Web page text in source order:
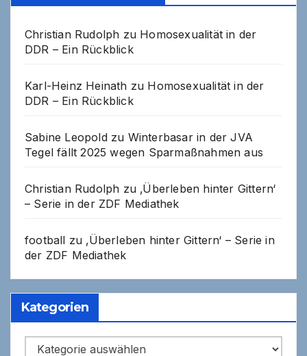
Christian Rudolph zu Homosexualität in der
DDR – Ein Rückblick
Karl-Heinz Heinath zu Homosexualität in der
DDR – Ein Rückblick
Sabine Leopoldzu Winterbasar in der JVA
Tegel fällt 2025 wegen Sparmaßnahmen aus
Christian Rudolph zu ‚Überleben hinter Gittern‘
– Serie in der ZDF Mediathek
football zu ‚Überleben hinter Gittern‘ – Serie in
der ZDF Mediathek
Kategorien
Kategorien